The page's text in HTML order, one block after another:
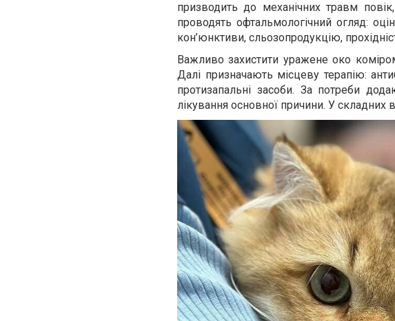
призводить до механічних травм
проводять офтальмологічний огляд:
кон’юнктиви, сльозопродукцію,
Важливо захистити уражене око
Далі призначають місцеву терапію:
протизапальні засоби. За потреби
лікування основної причини. У складних